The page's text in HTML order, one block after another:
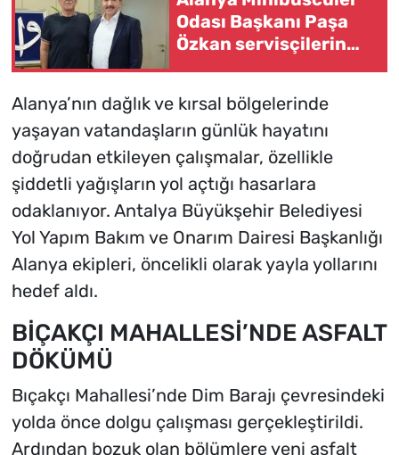
Odası Başkanı Paşa
Özkan servisçilerin
Alanya’nın dağlık ve kırsal bölgelerinde
yaşayan vatandaşların günlük hayatını
doğrudan etkileyen çalışmalar, özellikle
şiddetli yağışların yol açtığı hasarlara
odaklanıyor. Antalya Büyükşehir Belediyesi
Yol Yapım Bakım ve Onarım Dairesi Başkanlığı
Alanya ekipleri, öncelikli olarak yayla yollarını
hedef aldı.
BİÇAKÇI MAHALLESİ’NDE ASFALT
DÖKÜMÜ
Bıçakçı Mahallesi’nde Dim Barajı çevresindeki
yolda önce dolgu çalışması gerçekleştirildi.
Ardından bozuk olan bölümlere yeni asfalt